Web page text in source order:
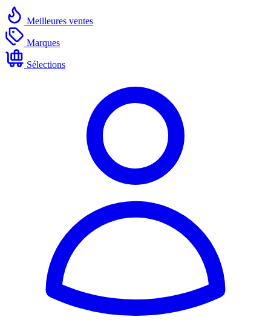
Meilleures ventes
Marques
Sélections